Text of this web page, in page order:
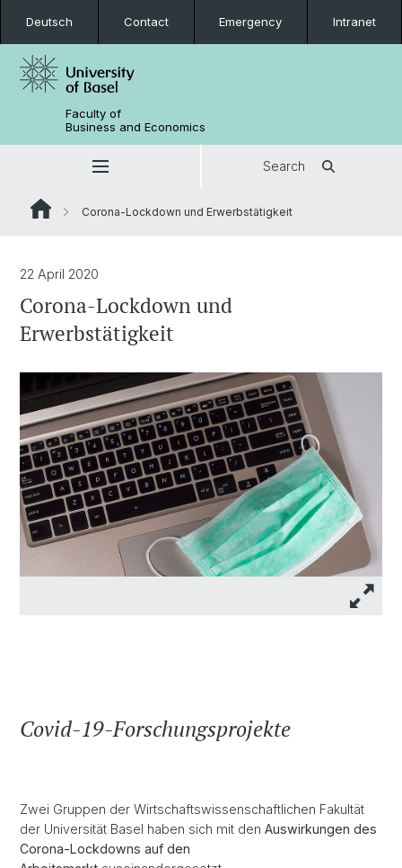
Deutsch Contact Emergency Intranet
Faculty of
Business and Economics
Search
Corona-Lockdown und Erwerbstätigkeit
22 April 2020
Corona-Lockdown und
Erwerbstätigkeit
Covid-19-Forschungsprojekte
Zwei Gruppen der Wirtschaftswissenschaftlichen Fakultät
der Universität Basel haben sich mit den Auswirkungen des
Corona-Lockdowns auf den